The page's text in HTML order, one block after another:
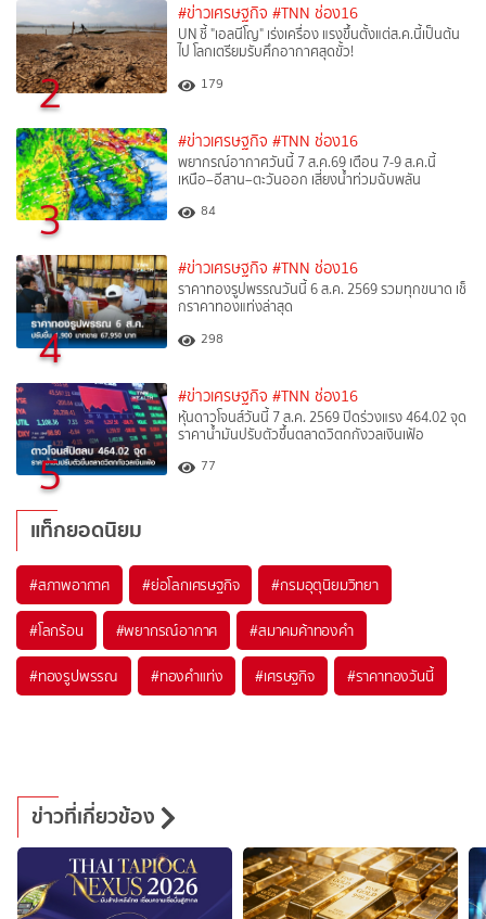
2
#ข่าวเศรษฐกิจ #TNN ช่อง16
UN ชี้ "เอลนีโญ" เร่งเครื่อง แรงขึ้นตั้งแต่ส.ค.นี้เป็นต้น
ไป โลกเตรียมรับศึกอากาศสุดขั้ว!
179
3
#ข่าวเศรษฐกิจ #TNN ช่อง16
พยากรณ์อากาศวันนี้ 7 ส.ค.69 เตือน 7-9 ส.ค.นี้
เหนือ–อีสาน–ตะวันออก เสี่ยงน้ำท่วมฉับพลัน
84
4
#ข่าวเศรษฐกิจ #TNN ช่อง16
ราคาทองรูปพรรณวันนี้ 6 ส.ค. 2569 รวมทุกขนาด เช็
กราคาทองแท่งล่าสุด
298
5
#ข่าวเศรษฐกิจ #TNN ช่อง16
หุ้นดาวโจนส์วันนี้ 7 ส.ค. 2569 ปิดร่วงแรง 464.02 จุด
ราคาน้ำมันปรับตัวขึ้นตลาดวิตกกังวลเงินเฟ้อ
77
แท็กยอดนิยม
#สภาพอากาศ #ย่อโลกเศรษฐกิจ #กรมอุตุนิยมวิทยา
#โลกร้อน #พยากรณ์อากาศ #สมาคมค้าทองคำ
#ทองรูปพรรณ #ทองคำแท่ง #เศรษฐกิจ #ราคาทองวันนี้
ข่าวที่เกี่ยวข้อง